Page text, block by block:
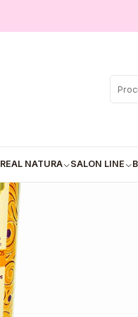
REAL NATURA SALON LINE
Ativador de Cachos com